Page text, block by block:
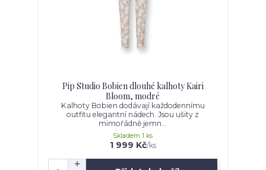
Pip Studio Bobien dlouhé kalhoty Kairi
Bloom, modré
Kalhoty Bobien dodávají každodennímu
outfitu elegantní nádech. Jsou ušity z
mimořádně jemn...
1 999 Kč/ks
Skladem 1 ks